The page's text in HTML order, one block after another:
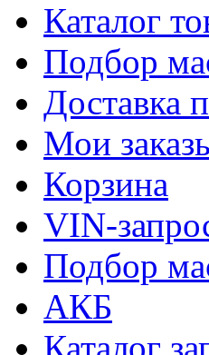
Каталог
Подбор
Доставка
Мои
Корзина
VIN-
Подбор
АКБ